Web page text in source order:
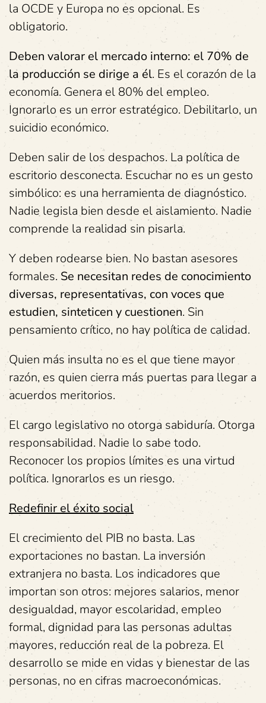
la OCDE y Europa no es opcional. Es
obligatorio.
Deben valorar el mercado interno: el 70% de
la producción se dirige a él. Es el corazón de la
economía. Genera el 80% del empleo.
Ignorarlo es un error estratégico. Debilitarlo, un
suicidio económico.
Deben salir de los despachos. La política de
escritorio desconecta. Escuchar no es un gesto
simbólico: es una herramienta de diagnóstico.
Nadie legisla bien desde el aislamiento. Nadie
comprende la realidad sin pisarla.
Y deben rodearse bien. No bastan asesores
formales. Se necesitan redes de conocimiento
diversas, representativas, con voces que
estudien, sinteticen y cuestionen. Sin
pensamiento crítico, no hay política de calidad.
Quien más insulta no es el que tiene mayor
razón, es quien cierra más puertas para llegar a
acuerdos meritorios.
El cargo legislativo no otorga sabiduría. Otorga
responsabilidad. Nadie lo sabe todo.
Reconocer los propios límites es una virtud
política. Ignorarlos es un riesgo.
Redefinir el éxito social
El crecimiento del PIB no basta. Las
exportaciones no bastan. La inversión
extranjera no basta. Los indicadores que
importan son otros: mejores salarios, menor
desigualdad, mayor escolaridad, empleo
formal, dignidad para las personas adultas
mayores, reducción real de la pobreza. El
desarrollo se mide en vidas y bienestar de las
personas, no en cifras macroeconómicas.